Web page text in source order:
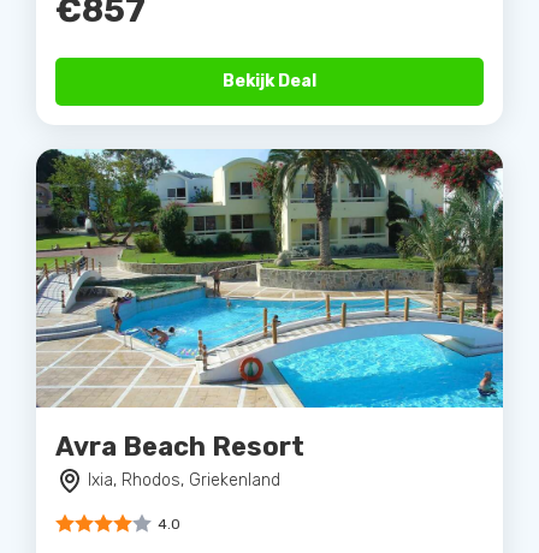
€857
Bekijk Deal
Avra Beach Resort
Ixia, Rhodos, Griekenland
4.0